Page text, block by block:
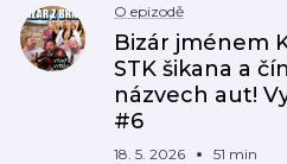
O epizodě
Bizár jménem
STK šikana a
názvech aut!
#6
18. 5. 2026 51 min